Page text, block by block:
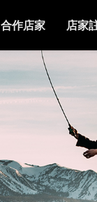
合作店家 店家